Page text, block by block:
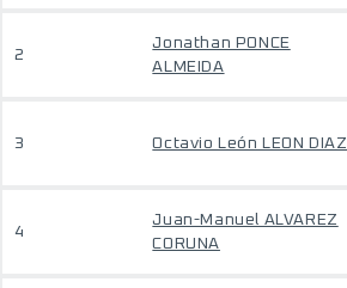
2
Jonathan PONCE
ALMEIDA
3 Octavio León LEON DIAZ
4
Juan-Manuel ALVAREZ
CORUNA